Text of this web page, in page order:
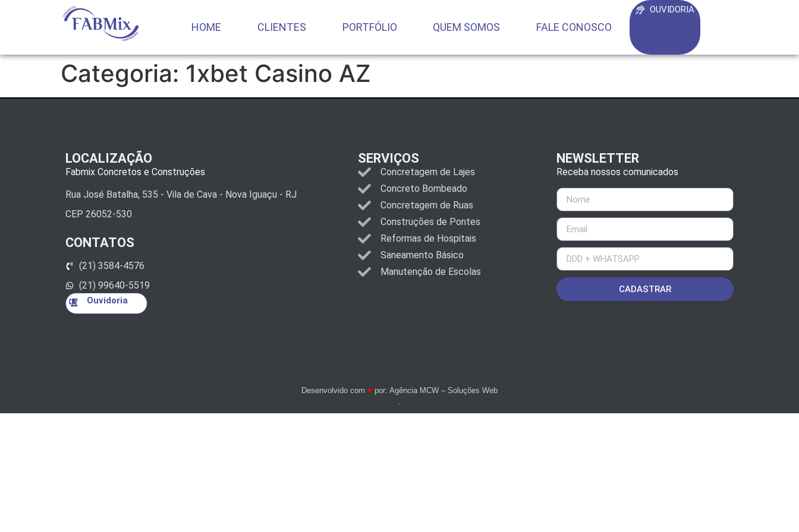
HOME CLIENTES PORTFÓLIO QUEM SOMOS FALE CONOSCO
OUVIDORIA
Categoria: 1xbet Casino AZ
LOCALIZAÇÃO
Fabmix Concretos e Construções
Rua José Batalha, 535 - Vila de Cava - Nova Iguaçu - RJ
CEP 26052-530
CONTATOS
(21) 3584-4576
(21) 99640-5519
Ouvidoria
SERVIÇOS
Concretagem de Lajes
Concreto Bombeado
Concretagem de Ruas
Construções de Pontes
Reformas de Hospitais
Saneamento Básico
Manutenção de Escolas
NEWSLETTER
Receba nossos comunicados
CADASTRAR
Desenvolvido com ♥ por: Agência MCW – Soluções Web
.